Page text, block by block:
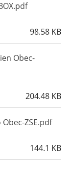
98.58 KB
Obec-
204.48 KB
ZSE.pdf
144.1 KB